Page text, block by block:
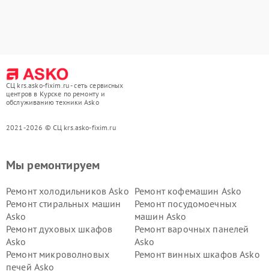
СЦ krs.asko-fixim.ru - сеть сервисных
центров в Курске по ремонту и
обслуживанию техники Asko
2021-2026 © СЦ krs.asko-fixim.ru
Мы ремонтируем
Ремонт холодильников Asko Ремонт кофемашин Asko
Ремонт стиральных машин
Asko
Ремонт посудомоечных
машин Asko
Ремонт духовых шкафов
Asko
Ремонт варочных панелей
Asko
Ремонт микроволновых
печей Asko
Ремонт винных шкафов Asko